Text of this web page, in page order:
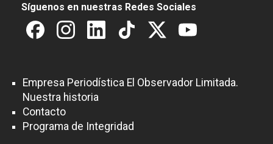
Síguenos en nuestras Redes Sociales
Empresa Periodística El Observador Limitada.
Nuestra historia
Contacto
Programa de Integridad